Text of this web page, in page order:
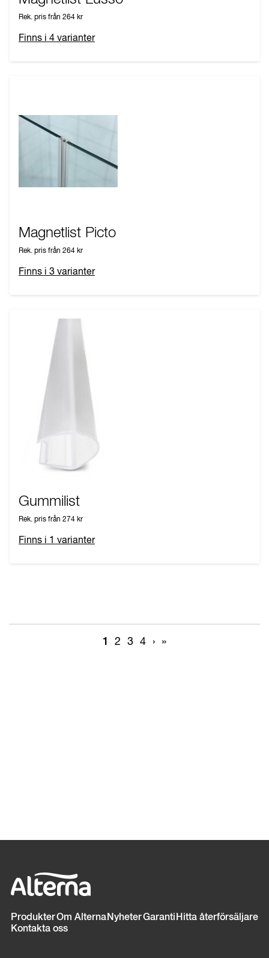
Rek. pris från 264 kr
Finns i 4 varianter
Magnetlist Picto
Rek. pris från 264 kr
Finns i 3 varianter
Gummilist
Rek. pris från 274 kr
Finns i 1 varianter
1 2 3 4 › »
Sidfot
ProdukterOm Alterna NyheterGaranti Hitta återförsäljare
Kontakta oss